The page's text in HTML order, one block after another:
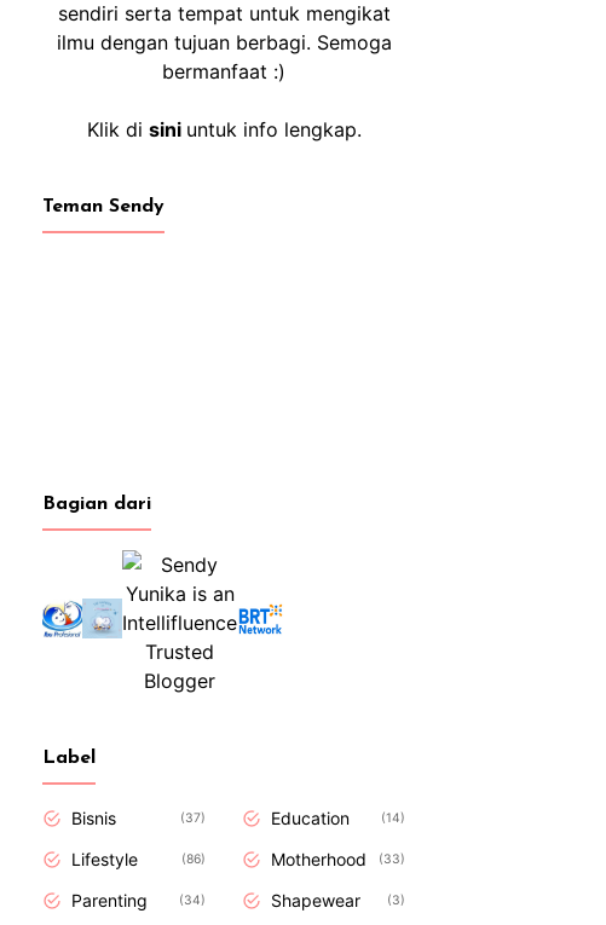
sendiri serta tempat untuk mengikat
ilmu dengan tujuan berbagi. Semoga
bermanfaat :)
Klik di sini untuk info lengkap.
Teman Sendy
Bagian dari
Label
Bisnis 37 Education 14
Lifestyle 86 Motherhood 33
Parenting 34 Shapewear 3